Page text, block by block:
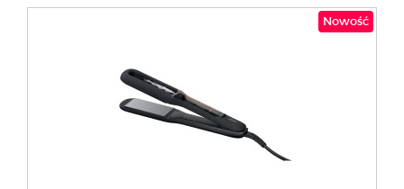
Nowość